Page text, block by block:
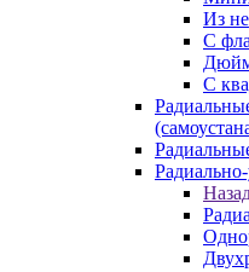
Из
С
С